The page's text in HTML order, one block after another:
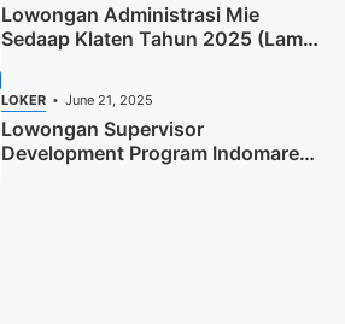
Lowongan Administrasi Mie
Sedaap Klaten Tahun 2025 (Lamar
LOKER June 21, 2025
Lowongan Supervisor
Development Program Indomaret